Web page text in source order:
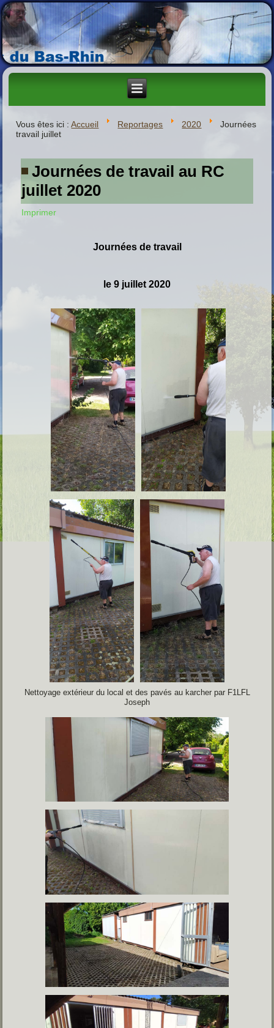
Vous êtes ici :Accueil Reportages 2020
Journées
travail juillet
Journées de travail au RC
juillet 2020
Imprimer
Journées de travail
le 9 juillet 2020
Nettoyage extérieur du local et des pavés au karcher par F1LFL
Joseph